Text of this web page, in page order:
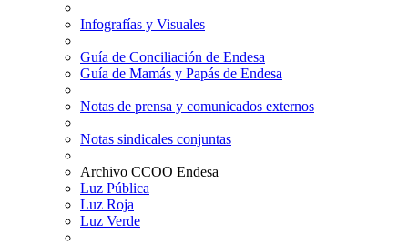
Infografías y Visuales
Guía de Conciliación de Endesa
Guía de Mamás y Papás de Endesa
Notas de prensa y comunicados externos
Notas sindicales conjuntas
Archivo CCOO Endesa
Luz Pública
Luz Roja
Luz Verde